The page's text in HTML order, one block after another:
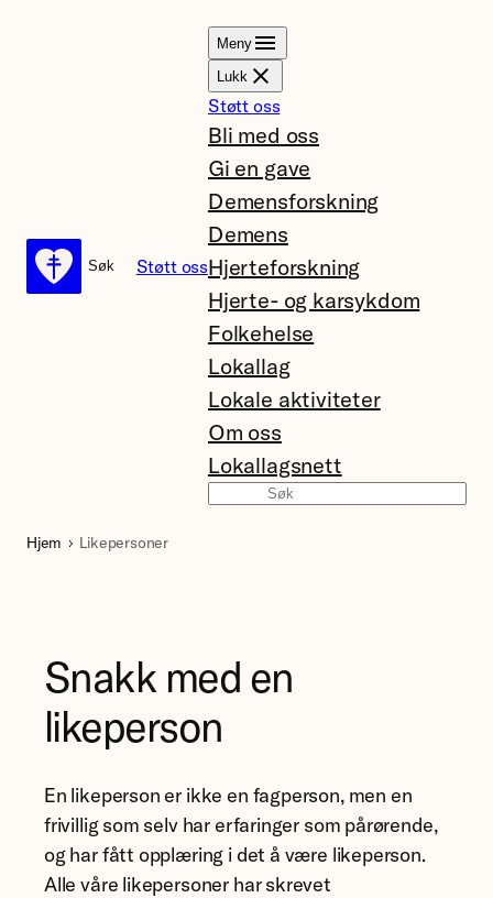
Søk
Søk Støtt oss
Meny
Lukk
Støtt oss
Bli med oss
Gi en gave
Demensforskning
Demens
Hjerteforskning
Hjerte- og karsykdom
Folkehelse
Lokallag
Lokale aktiviteter
Om oss
Lokallagsnett
Hjem Likepersoner
Snakk med en
likeperson
En likeperson er ikke en fagperson, men en
frivillig som selv har erfaringer som pårørende,
og har fått opplæring i det å være likeperson.
Alle våre likepersoner har skrevet